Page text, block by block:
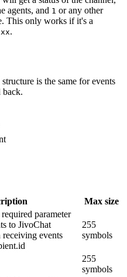
agents, and 1 or any other
This only works if it's a
.
is the same for events
back.
Max size
parameter
to JivoChat
receiving events
255
symbols
255
symbols